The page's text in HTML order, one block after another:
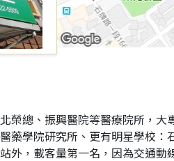
榮總、振興醫院等醫療院所，大
藥學院研究所、更有明星學校：
外，載客量第一名，因為交通動